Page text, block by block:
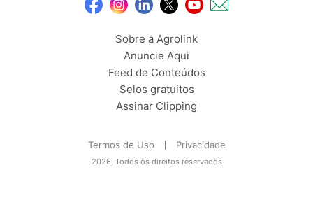
Sobre a Agrolink
Anuncie Aqui
Feed de Conteúdos
Selos gratuitos
Assinar Clipping
Termos de Uso Privacidade
2026, Todos os direitos reservados